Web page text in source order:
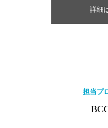
詳細
担当プ